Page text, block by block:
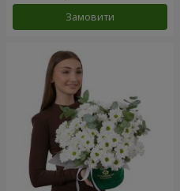
Замовити